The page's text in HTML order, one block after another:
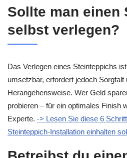
Sollte man einen
selbst verlegen?
Das Verlegen eines Steinteppichs
umsetzbar, erfordert jedoch Sorgfalt
Herangehensweise. Wer Geld
probieren – für ein optimales Finish
Experte. -> Lesen Sie diese 6
Steinteppich-Installation einhalten